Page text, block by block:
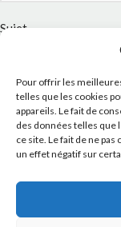
Pour offrir les
telles que les cookies
appareils. Le fait de
des données telles que
ce site. Le fait de ne
un effet négatif sur
Sujet
Message